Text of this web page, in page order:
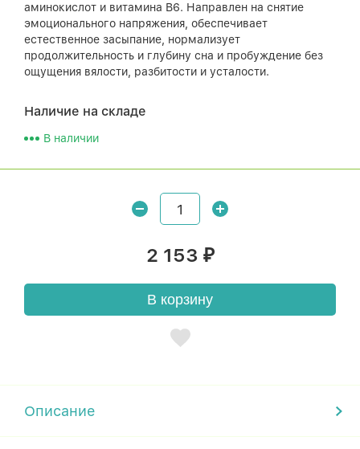
аминокислот и витамина В6. Направлен на снятие
эмоционального напряжения, обеспечивает
естественное засыпание, нормализует
продолжительность и глубину сна и пробуждение без
ощущения вялости, разбитости и усталости.
Наличие на складе
В наличии
2 153 ₽
В корзину
Описание